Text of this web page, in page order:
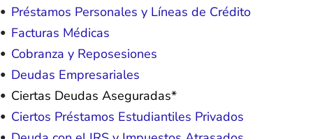
Préstamos Personales y Líneas de Crédito
Facturas Médicas
Cobranza y Reposesiones
Deudas Empresariales
Ciertas Deudas Aseguradas*
Ciertos Préstamos Estudiantiles Privados